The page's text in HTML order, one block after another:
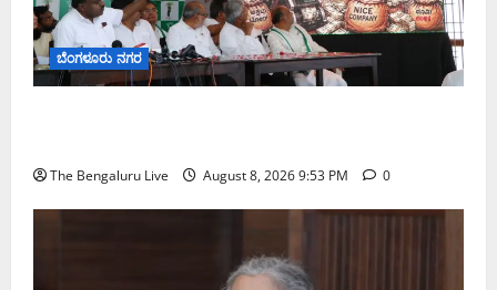
ಬೆಂಗಳೂರು ನಗರ
The Bengaluru Live August 8, 2026 9:53 PM 0